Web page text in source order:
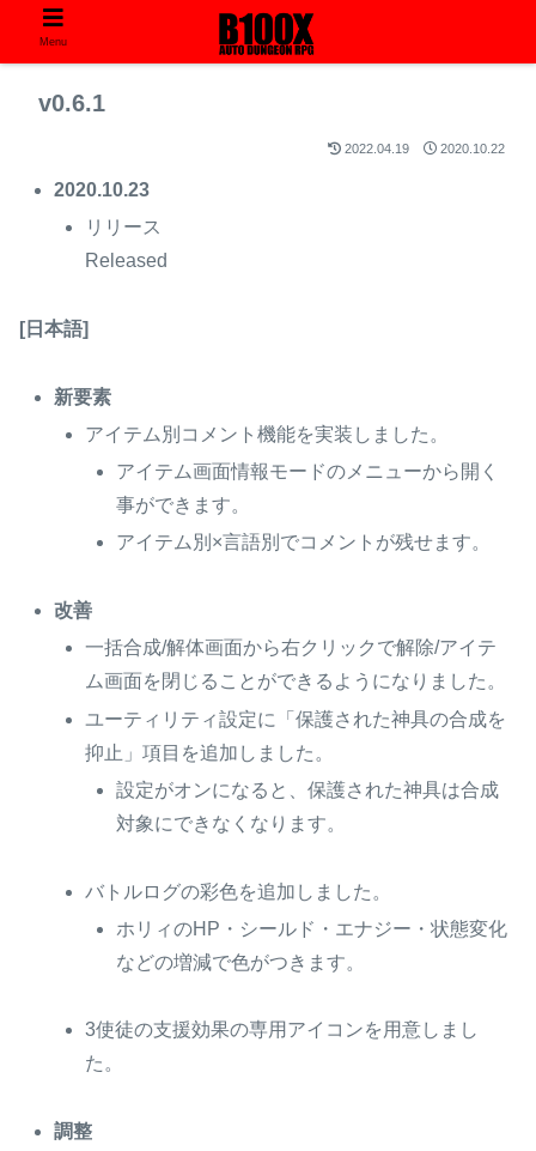
v0.6.1
2022.04.19 2020.10.22
2020.10.23
リリース
Released
[日本語]
新要素
アイテム別コメント機能を実装しました。
アイテム画面情報モードのメニューから開く
事ができます。
アイテム別×言語別でコメントが残せます。
改善
一括合成/解体画面から右クリックで解除/アイテ
ム画面を閉じることができるようになりました。
ユーティリティ設定に「保護された神具の合成を
抑止」項目を追加しました。
設定がオンになると、保護された神具は合成
対象にできなくなります。
バトルログの彩色を追加しました。
ホリィのHP・シールド・エナジー・状態変化
などの増減で色がつきます。
3使徒の支援効果の専用アイコンを用意しまし
た。
調整
Menu